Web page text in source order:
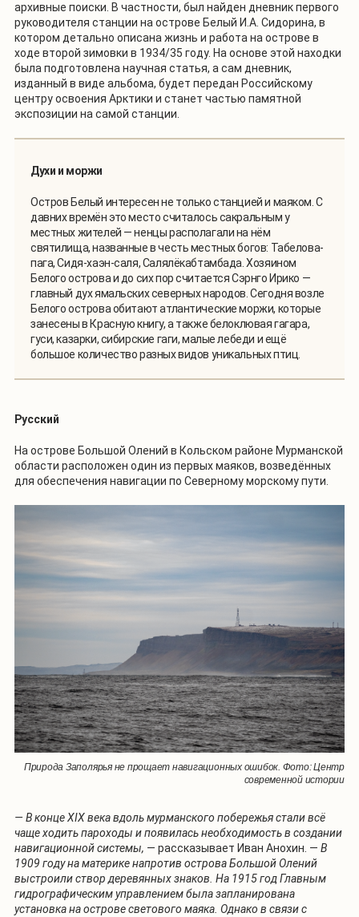
архивные поиски. В частности, был найден дневник первого
руководителя станции на острове Белый И.А. Сидорина, в
котором детально описана жизнь и работа на острове в
ходе второй зимовки в 1934/35 году. На основе этой находки
была подготовлена научная статья, а сам дневник,
изданный в виде альбома, будет передан Российскому
центру освоения Арктики и станет частью памятной
экспозиции на самой станции.
Духи и моржи
Остров Белый интересен не только станцией и маяком. С
давних времён это место считалось сакральным у
местных жителей — ненцы располагали на нём
святилища, названные в честь местных богов: Табелова-
пага, Сидя-хаэн-саля, Салялёкабтамбада. Хозяином
Белого острова и до сих пор считается Сэрнго Ирико —
главный дух ямальских северных народов. Сегодня возле
Белого острова обитают атлантические моржи, которые
занесены в Красную книгу, а также белоклювая гагара,
гуси, казарки, сибирские гаги, малые лебеди и ещё
большое количество разных видов уникальных птиц.
Русский
На острове Большой Олений в Кольском районе Мурманской
области расположен один из первых маяков, возведённых
для обеспечения навигации по Северному морскому пути.
Природа Заполярья не прощает навигационных ошибок. Фото: Центр
современной истории
— В конце XIX века вдоль мурманского побережья стали всё
чаще ходить пароходы и появилась необходимость в создании
навигационной системы, — рассказывает Иван Анохин. — В
1909 году на материке напротив острова Большой Олений
выстроили створ деревянных знаков. На 1915 год Главным
гидрографическим управлением была запланирована
установка на острове светового маяка. Однако в связи с